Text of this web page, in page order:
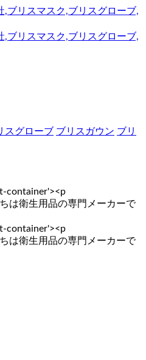
スグローブ ブリスガウン ブリ